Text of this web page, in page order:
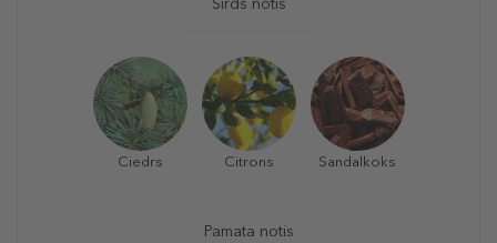
Sirds notis
Ciedrs Citrons Sandalkoks
Pamata notis